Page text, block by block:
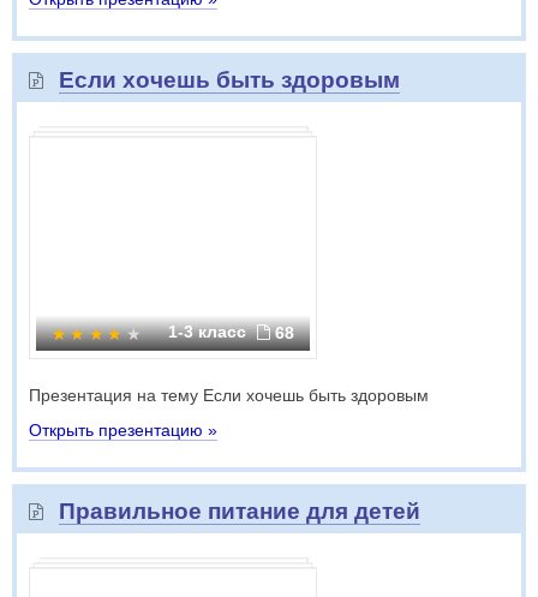
Если хочешь быть здоровым
1-3 класс 68
Презентация на тему Если хочешь быть здоровым
Открыть презентацию »
Правильное питание для детей